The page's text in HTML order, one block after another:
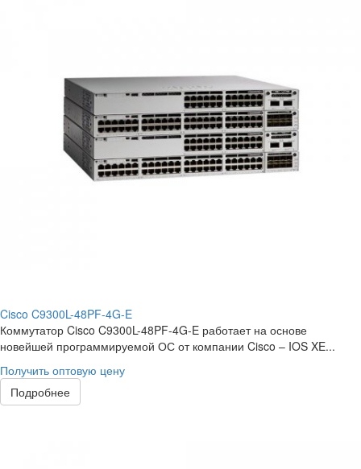
Cisco C9300L-48PF-4G-E
Коммутатор Cisco C9300L-48PF-4G-E работает на основе
новейшей программируемой ОС от компании Cisco – IOS XE...
Получить оптовую цену
Подробнее